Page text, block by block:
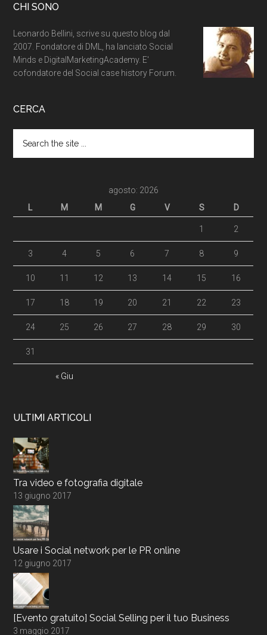
CHI SONO
Leonardo Bellini, scrive su questo blog dal
2007. Fondatore di DML, ha lanciato Social
Minds e DigitalMarketingAcademy. E'
cofondatore del Social case history Forum.
CERCA
agosto: 2026
L
M M G V S D
« Giu
1 2
3 4 5 6 7 8 9
10 11 12 13 14 15 16
17 18 19 20 21 22 23
24 25 26 27 28 29 30
31
ULTIMI ARTICOLI
Tra video e fotografia digitale
13 giugno 2017
Usare i Social network per le PR online
12 giugno 2017
[Evento gratuito] Social Selling per il tuo Business
3 maggio 2017